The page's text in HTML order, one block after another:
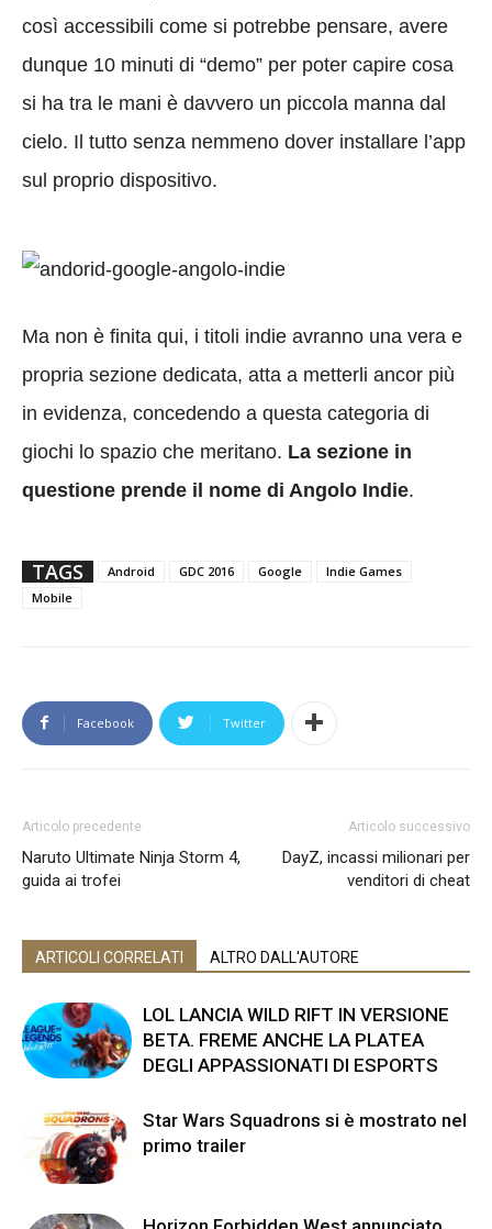
così accessibili come si potrebbe pensare, avere
dunque 10 minuti di “demo” per poter capire cosa
si ha tra le mani è davvero un piccola manna dal
cielo. Il tutto senza nemmeno dover installare l’app
sul proprio dispositivo.
Ma non è finita qui, i titoli indie avranno una vera e
propria sezione dedicata, atta a metterli ancor più
in evidenza, concedendo a questa categoria di
giochi lo spazio che meritano. La sezione in
questione prende il nome di Angolo Indie.
TAGS Android GDC 2016 Google
Indie Games
Mobile
Facebook Twitter
Articolo precedente
Naruto Ultimate Ninja Storm 4,
guida ai trofei
Articolo successivo
DayZ, incassi milionari per
venditori di cheat
ARTICOLI CORRELATI ALTRO DALL'AUTORE
LOL LANCIA WILD RIFT IN VERSIONE
BETA. FREME ANCHE LA PLATEA
DEGLI APPASSIONATI DI ESPORTS
Star Wars Squadrons si è mostrato nel
primo trailer